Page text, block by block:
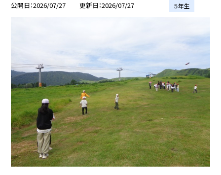
公開日 2026/07/27 更新日 2026/07/27 ５年生